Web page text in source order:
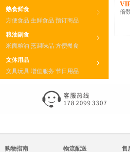
熟食鲜食
方便食品 生鲜食品 预订商品
粮油副食
米面粮油 烹调味品 方便餐食
文体用品
文具玩具 增值服务 节日用品
倍
购物指南 物流配送 售